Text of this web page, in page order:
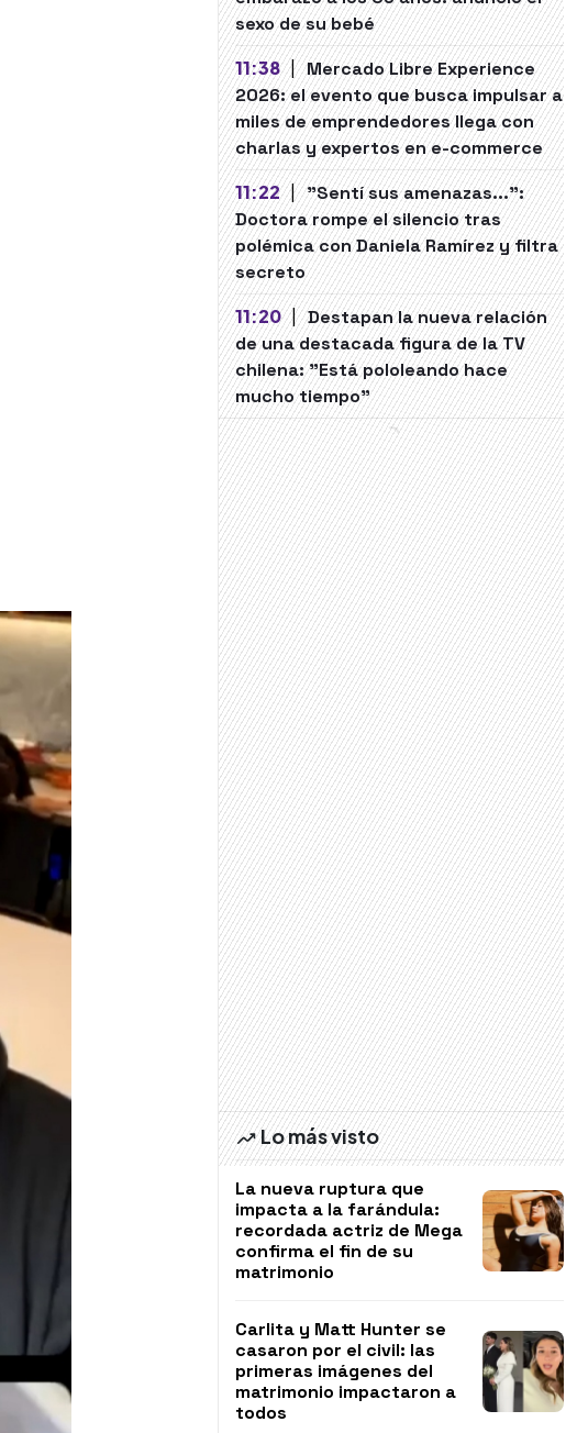
sexo de su bebé
11:38 | Mercado Libre Experience
2026: el evento que busca impulsar a
miles de emprendedores llega con
charlas y expertos en e-commerce
11:22 | "Sentí sus amenazas...":
Doctora rompe el silencio tras
polémica con Daniela Ramírez y filtra
secreto
11:20 | Destapan la nueva relación
de una destacada figura de la TV
chilena: "Está pololeando hace
mucho tiempo"
Lo más visto
La nueva ruptura que
impacta a la farándula:
recordada actriz de Mega
confirma el fin de su
matrimonio
Carlita y Matt Hunter se
casaron por el civil: las
primeras imágenes del
matrimonio impactaron a
todos